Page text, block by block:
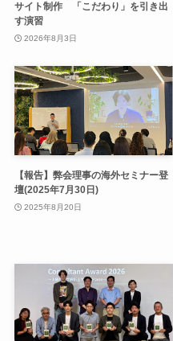
サイト制作 「こだわり」を引き出
す演習
2026年8月3日
【報告】弊会理事の海外セミナー登
壇(2025年7月30日)
2025年8月20日